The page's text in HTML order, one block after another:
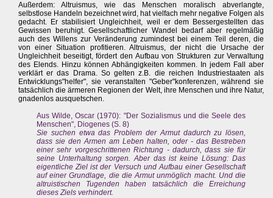
Außerdem: Altruismus, wie das Menschen moralisch abverlangte,
selbstlose Handeln bezeichnet wird, hat vielfach mehr negative Folgen als
gedacht. Er stabilisiert Ungleichheit, weil er dem Bessergestellten das
Gewissen beruhigt. Gesellschaftlicher Wandel bedarf aber regelmäßig
auch des Willens zur Veränderung zumindest bei einem Teil deren, die
von einer Situation profitieren. Altruismus, der nicht die Ursache der
Ungleichheit beseitigt, fördert den Aufbau von Strukturen zur Verwaltung
des Elends. Hinzu können Abhängigkeiten kommen. In jedem Fall aber
verklärt er das Drama. So gelten z.B. die reichen Industriestaaten als
Entwicklungs"helfer", sie veranstalten "Geber"konferenzen, während sie
tatsächlich die ärmeren Regionen der Welt, ihre Menschen und ihre Natur,
gnadenlos ausquetschen.
Aus Wilde, Oscar (1970): "Der Sozialismus und die Seele des
Menschen", Diogenes (S. 8)
Sie suchen etwa das Problem der Armut dadurch zu lösen,
dass sie den Armen am Leben halten, oder - das Bestreben
einer sehr vorgeschrittenen Richtung - dadurch, dass sie für
seine Unterhaltung sorgen. Aber das ist keine Lösung: Das
eigentliche Ziel ist der Versuch und Aufbau einer Gesellschaft
auf einer Grundlage, die die Armut unmöglich macht. Und die
altruistischen Tugenden haben tatsächlich die Erreichung
dieses Ziels verhindert.